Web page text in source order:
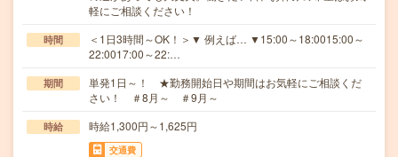
軽にご相談ください！
時間
＜1日3時間～OK！＞▼ 例えば… ▼15:00～18:0015:00～
22:0017:00～22:…
期間
単発1日～！ ★勤務開始日や期間はお気軽にご相談くだ
さい！ ＃8月～ ＃9月～
時給 時給1,300円～1,625円
交通費